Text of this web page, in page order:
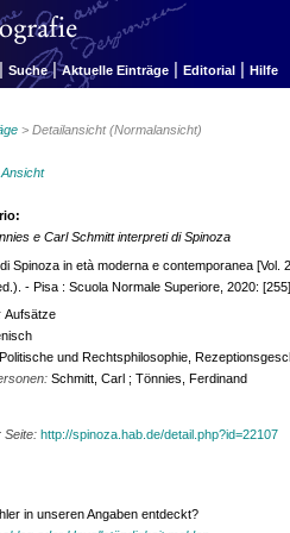
| Suche | Aktuelle Einträge | Editorial | Hilfe
> Detailansicht (Normalansicht)
e Carl Schmitt interpreti di Spinoza
Spinoza in età moderna e contemporanea
- Pisa : Scuola Normale Superiore, 2020:
Aufsätze
Politische und Rechtsphilosophie,
Schmitt, Carl ; Tönnies, Ferdinand
Seite:http://spinoza.hab.de/detail.php?id=22107
in unseren Angaben entdeckt?